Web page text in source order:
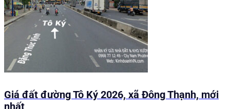
Giá đất đường Tô Ký 2026, xã Đông Thạnh, mới
nhất